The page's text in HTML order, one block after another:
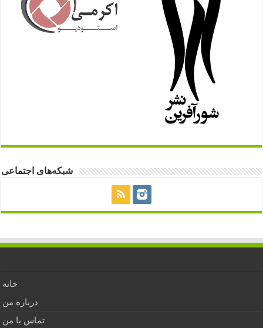
شبکه‌های اجتماعی
خانه
درباره من
تماس با من